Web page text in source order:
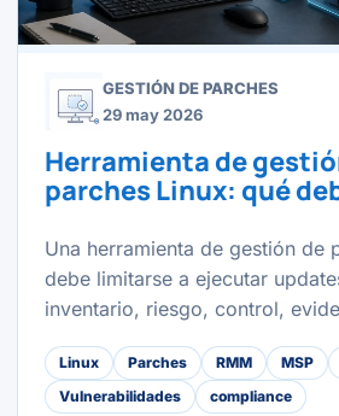
GESTIÓN DE PARCHES
29 may 2026
Herramienta de
parches Linux: qué
Una herramienta de gestión de
debe limitarse a ejecutar
inventario, riesgo, control,
Linux Parches RMM MSP
Vulnerabilidades
compliance